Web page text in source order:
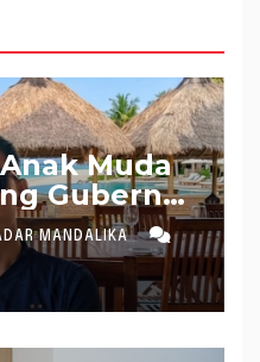
Muda
Gubernur
MANDALIKA